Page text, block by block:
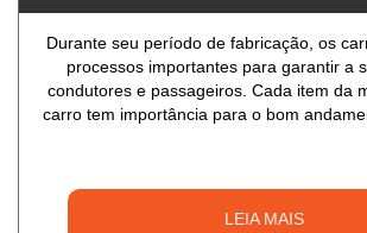
Durante seu período de fabricação, os
processos importantes para garantir a
condutores e passageiros. Cada item da
carro tem importância para o bom
LEIA MAIS